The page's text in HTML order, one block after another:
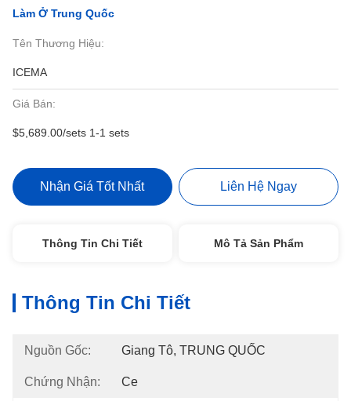
Làm Ở Trung Quốc
Tên Thương Hiệu:
ICEMA
Giá Bán:
$5,689.00/sets 1-1 sets
Nhận Giá Tốt Nhất Liên Hệ Ngay
Thông Tin Chi Tiết Mô Tả Sản Phẩm
Thông Tin Chi Tiết
Nguồn Gốc: Giang Tô, TRUNG QUỐC
Chứng Nhận: Ce